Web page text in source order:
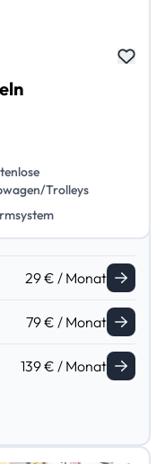
Trolleys
29 € / Monat
79 € / Monat
139 € / Monat